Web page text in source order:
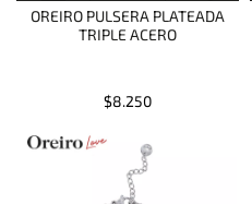
OREIRO PULSERA PLATEADA
TRIPLE ACERO
$8.250